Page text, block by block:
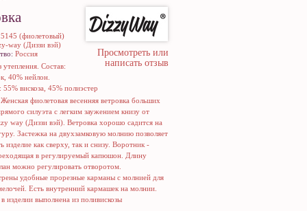
Просмотреть или
написать отзыв
(фиолетовый)
way (Диззи вэй)
Россия
утепления. Состав:
40% нейлон.
55% вискоза, 45% полиэстер
Женская фиолетовая весенняя ветровка больших
силуэта с легким заужением книзу от
way (Диззи вэй). Ветровка хорошо садится на
Застежка на двухзамковую молнию позволяет
изделие как сверху, так и снизу. Воротник -
в регулируемый капюшон. Длину
можно регулировать отворотом.
удобные прорезные карманы с молнией для
Есть внутренний кармашек на молнии.
изделии выполнена из поливискозы